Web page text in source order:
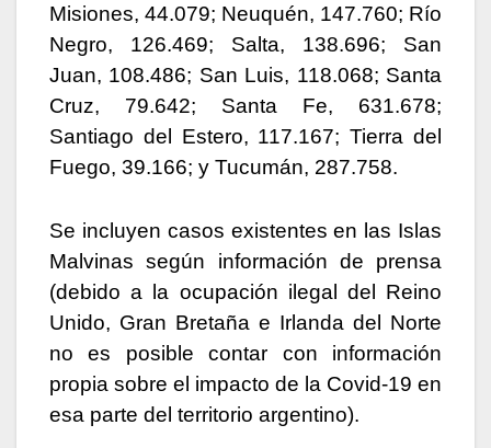
Misiones, 44.079; Neuquén, 147.760; Río
Negro, 126.469; Salta, 138.696; San
Juan, 108.486; San Luis, 118.068; Santa
Cruz, 79.642; Santa Fe, 631.678;
Santiago del Estero, 117.167; Tierra del
Fuego, 39.166; y Tucumán, 287.758.
Se incluyen casos existentes en las Islas
Malvinas según información de prensa
(debido a la ocupación ilegal del Reino
Unido, Gran Bretaña e Irlanda del Norte
no es posible contar con información
propia sobre el impacto de la Covid-19 en
esa parte del territorio argentino).